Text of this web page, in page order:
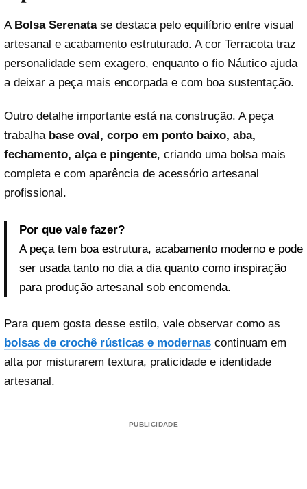
A Bolsa Serenatase destaca pelo equilíbrio entre visual
artesanal e acabamento estruturado. A cor Terracota traz
personalidade sem exagero, enquanto o fio Náutico ajuda
a deixar a peça mais encorpada e com boa sustentação.
Outro detalhe importante está na construção. A peça
trabalha base oval, corpo em ponto baixo, aba,
fechamento, alça e pingente, criando uma bolsa mais
completa e com aparência de acessório artesanal
profissional.
Por que vale fazer?
A peça tem boa estrutura, acabamento moderno e pode
ser usada tanto no dia a dia quanto como inspiração
para produção artesanal sob encomenda.
Para quem gosta desse estilo, vale observar como as
bolsas de crochê rústicas e modernas continuam em
alta por misturarem textura, praticidade e identidade
artesanal.
PUBLICIDADE